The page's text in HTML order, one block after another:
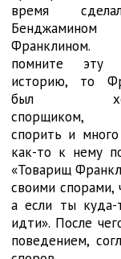
время
Бенджамином
помните эту
историю, то
был
спорщиком,
спорить и
как-то к нему
«Товарищ
своими спорами,
а если ты куда-
идти». После
поведением,